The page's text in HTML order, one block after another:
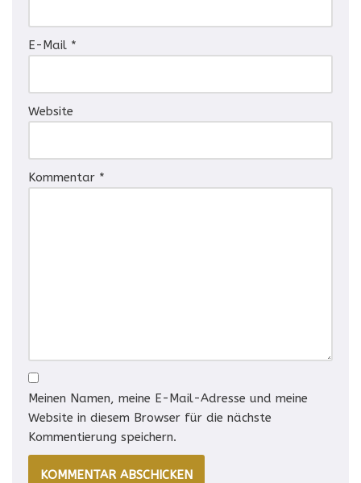
E-Mail *
Website
Kommentar *
Meinen Namen, meine E-Mail-Adresse und meine
Website in diesem Browser für die nächste
Kommentierung speichern.